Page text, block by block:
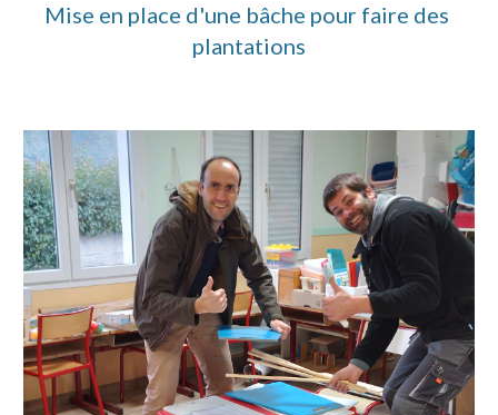
Mise en place d'une bâche pour faire des
plantations